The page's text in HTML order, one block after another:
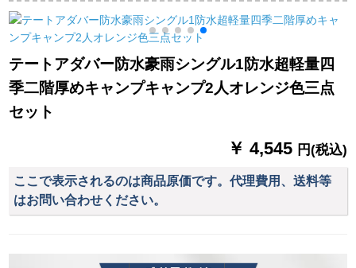
インLOGOプリント
プリントプリントプ
リントをカスタマイ
ズしました。折りた
たみたたみたたみた
たみたたみたたみた
めアンチエイジング
ニー窓雨よけテント
を掛けて雨覆いの日
よけを遮って80 cm×
壁を貼る100 cm（ア
ルミニウム合金）
ンプエアベニュービ
グレード版
テートアダバー防水豪雨シングル1防水超軽量四
季二階厚めキャンプキャンプ2人オレンジ色三点
セット
￥ 4,545 円(税込)
ここで表示されるのは商品原価です。代理費用、送料等
はお問い合わせください。